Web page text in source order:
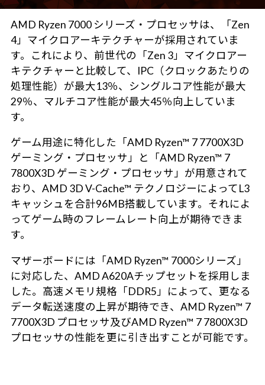
AMD Ryzen 7000 シリーズ・プロセッサは、「Zen
4」マイクロアーキテクチャーが採用されていま
す。これにより、前世代の「Zen 3」マイクロアー
キテクチャーと比較して、IPC（クロックあたりの
処理性能）が最大13％、シングルコア性能が最大
29％、マルチコア性能が最大45％向上していま
す。
ゲーム用途に特化した「AMD Ryzen™ 7 7700X3D
ゲーミング・プロセッサ」と「AMD Ryzen™ 7
7800X3D ゲーミング・プロセッサ」が用意されて
おり、AMD 3D V-Cache™ テクノロジーによってL3
キャッシュを合計96MB搭載しています。それによ
ってゲーム時のフレームレート向上が期待できま
す。
マザーボードには「AMD Ryzen™ 7000シリーズ」
に対応した、AMD A620Aチップセットを採用しま
した。高速メモリ規格「DDR5」によって、更なる
データ転送速度の上昇が期待でき、AMD Ryzen™ 7
7700X3D プロセッサ及びAMD Ryzen™ 7 7800X3D
プロセッサの性能を更に引き出すことが可能です。